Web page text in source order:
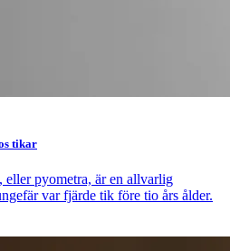
tikar
pyometra, är en allvarlig
var fjärde tik före tio års ålder.